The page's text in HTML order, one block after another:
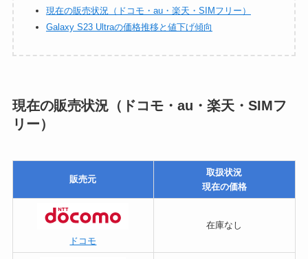
現在の販売状況（ドコモ・au・楽天・SIMフリー）
Galaxy S23 Ultraの価格推移と値下げ傾向
現在の販売状況（ドコモ・au・楽天・SIMフ
リー）
販売元
取扱状況
現在の価格
ドコモ
在庫なし